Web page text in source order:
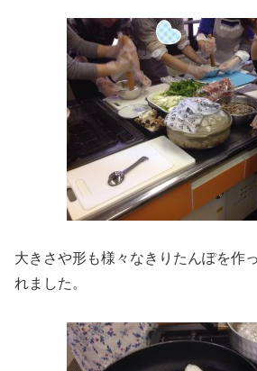
大きさや形も様々なきりたんぽを作
れました。